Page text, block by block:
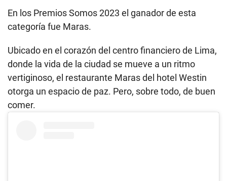
En los Premios Somos 2023 el ganador de esta
categoría fue Maras.
Ubicado en el corazón del centro financiero de Lima,
donde la vida de la ciudad se mueve a un ritmo
vertiginoso, el restaurante Maras del hotel Westin
otorga un espacio de paz. Pero, sobre todo, de buen
comer.